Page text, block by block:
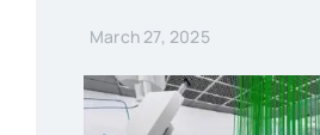
March 27, 2025